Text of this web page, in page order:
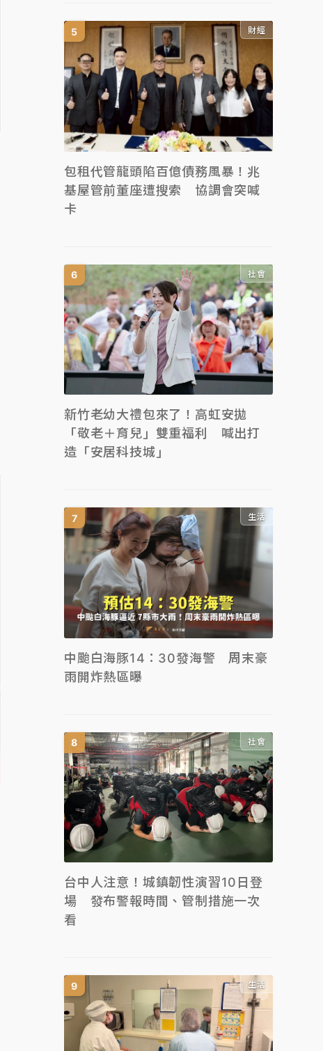
財經
包租代管龍頭陷百億債務風暴！兆
基屋管前董座遭搜索 協調會突喊
卡
社會
新竹老幼大禮包來了！高虹安拋
「敬老＋育兒」雙重福利 喊出打
造「安居科技城」
生活
中颱白海豚14：30發海警 周末豪
雨開炸熱區曝
社會
台中人注意！城鎮韌性演習10日登
場 發布警報時間、管制措施一次
看
生活